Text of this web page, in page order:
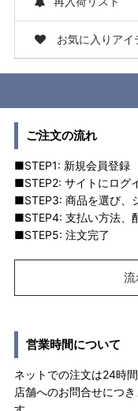
お気に入りアイ
ご注文の流れ
■STEP1: 新規会員登録
■STEP2: サイトにログ
■STEP3: 商品を選び、
■STEP4: 支払い方法、
■STEP5: 注文完了
流
営業時間について
ネットでの注文は24時
店舗へのお問合せにつ